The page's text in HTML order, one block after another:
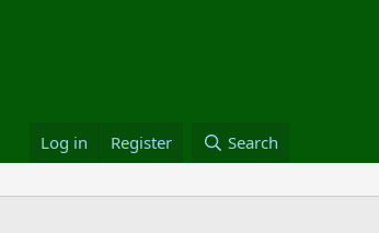
Log in Register Search